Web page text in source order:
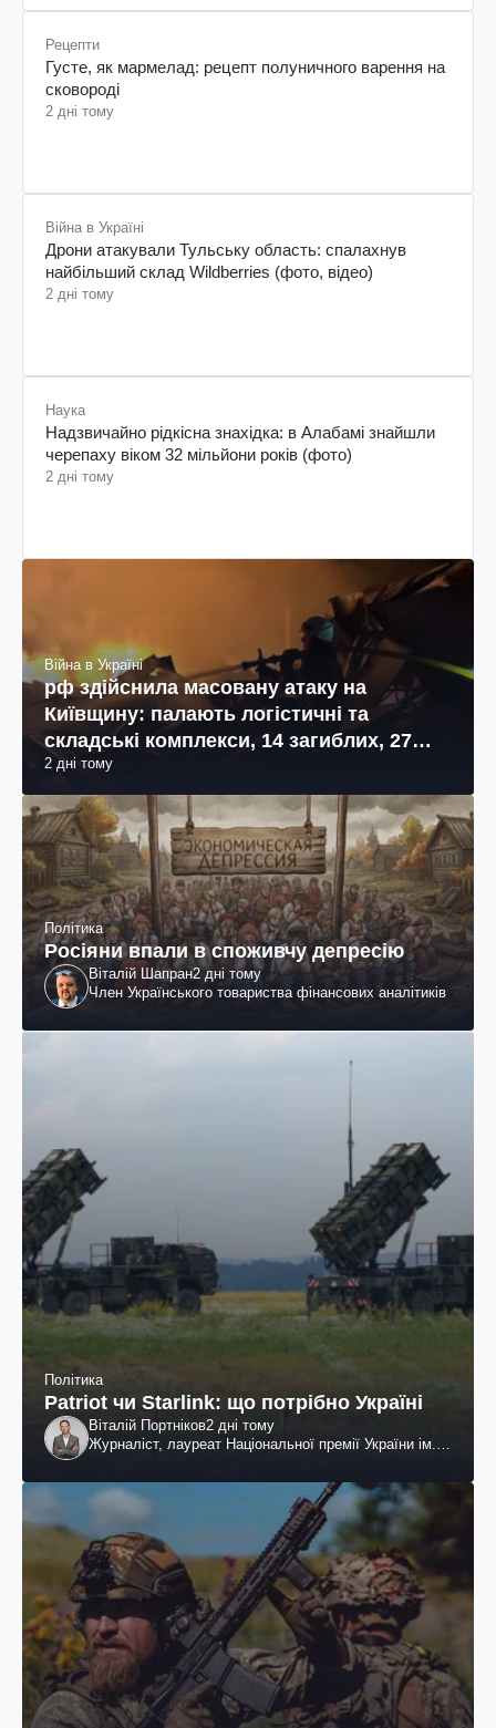
Рецепти
Густе, як мармелад: рецепт полуничного варення на
сковороді
2 дні тому
Війна в Україні
Дрони атакували Тульську область: спалахнув
найбільший склад Wildberries (фото, відео)
2 дні тому
Наука
Надзвичайно рідкісна знахідка: в Алабамі знайшли
черепаху віком 32 мільйони років (фото)
2 дні тому
Війна в Україні
рф здійснила масовану атаку на
Київщину: палають логістичні та
складські комплекси, 14 загиблих, 27
поранених (фото, відео)
2 дні тому
Політика
Росіяни впали в споживчу депресію
Віталій Шапран2 дні тому
Член Українського товариства фінансових аналітиків
Політика
Patriot чи Starlink: що потрібно Україні
Віталій Портніков2 дні тому
Журналіст, лауреат Національної премії України ім.